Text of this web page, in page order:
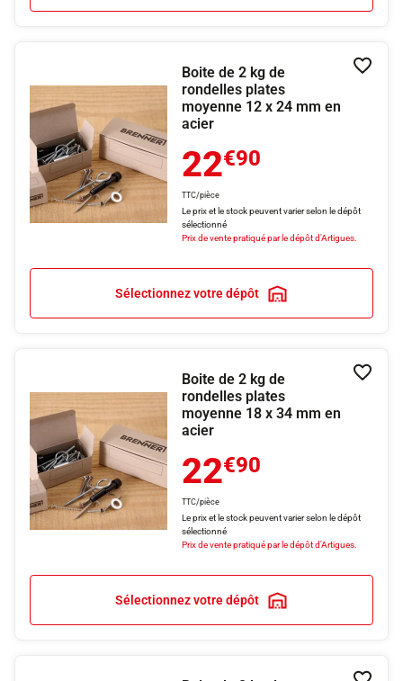
Boite de 2 kg de
rondelles plates
moyenne 12 x 24 mm en
acier
22€90
TTC/pièce
Le prix et le stock peuvent varier selon le dépôt
sélectionné
Prix de vente pratiqué par le dépôt d'Artigues.
Sélectionnez votre dépôt
Boite de 2 kg de
rondelles plates
moyenne 18 x 34 mm en
acier
22€90
TTC/pièce
Le prix et le stock peuvent varier selon le dépôt
sélectionné
Prix de vente pratiqué par le dépôt d'Artigues.
Sélectionnez votre dépôt